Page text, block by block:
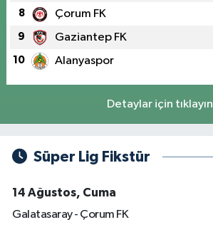
8 Çorum FK
9 Gaziantep FK
10 Alanyaspor
Detaylar için tıklayın
Süper Lig Fikstür
14 Ağustos, Cuma
Galatasaray - Çorum FK